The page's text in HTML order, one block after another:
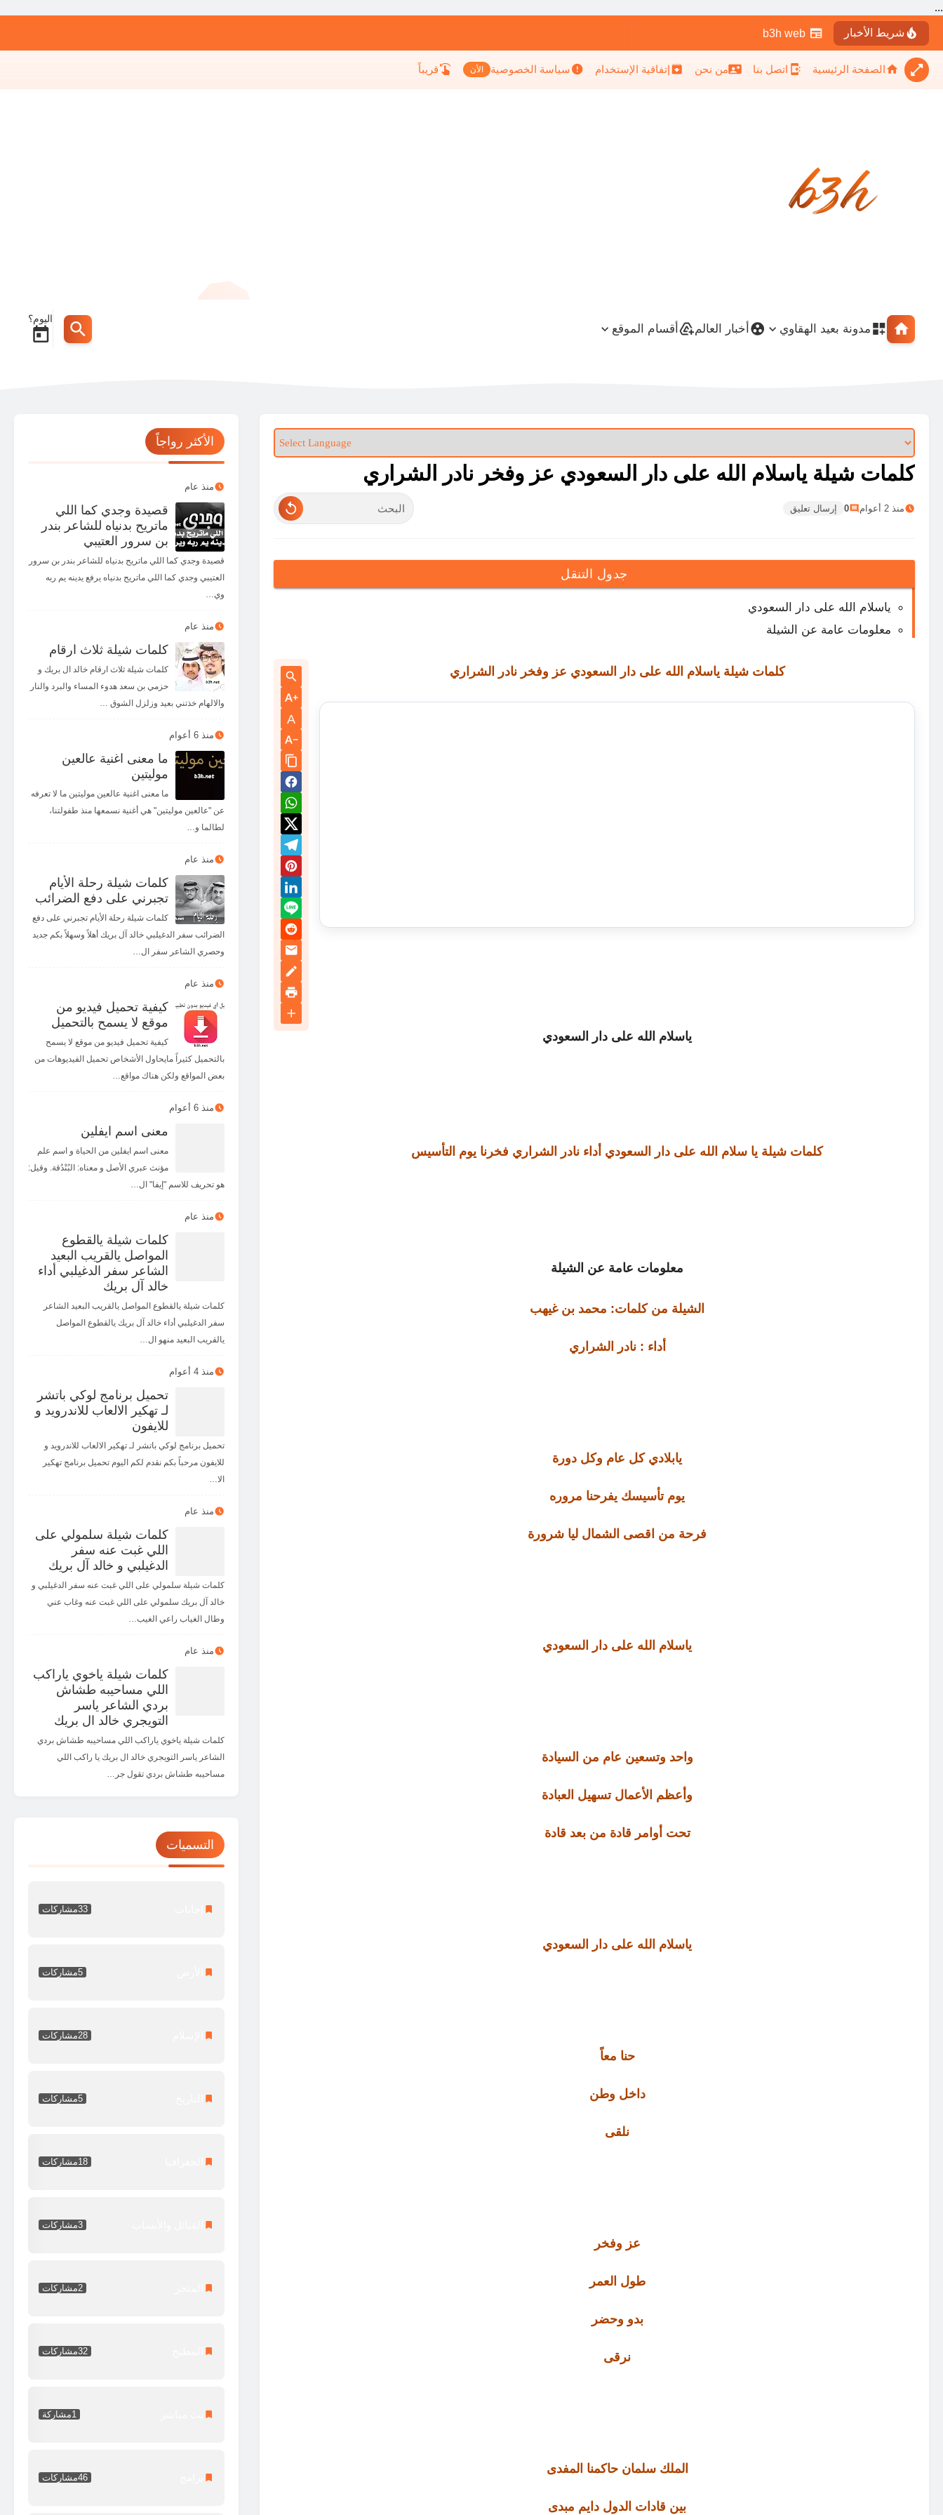
...
شريط الأخبار b3h web
الصفحة الرئيسية اتصل بنا من نحن إتفاقية الإستخدام سياسة الخصوصية الأن قريباً
مدونة بعيد الهقاوي أخبار العالم أقسام الموقع
اليوم؟
كلمات شيلة ياسلام الله على دار السعودي عز وفخر نادر الشراري
منذ 2 أعوام 0 إرسال تعليق
جدول التنقل
ياسلام الله على دار السعودي
معلومات عامة عن الشيلة
كلمات شيلة ياسلام الله على دار السعودي عز وفخر نادر الشراري
ياسلام الله على دار السعودي
كلمات شيلة يا سلام الله على دار السعودي أداء نادر الشراري فخرنا يوم التأسيس
معلومات عامة عن الشيلة
الشيلة من كلمات: محمد بن غيهب
أداء : نادر الشراري
يابلادي كل عام وكل دورة
يوم تأسيسك يفرحنا مروره
فرحة من اقصى الشمال ليا شرورة
ياسلام الله على دار السعودي
واحد وتسعين عام من السيادة
وأعظم الأعمال تسهيل العبادة
تحت أوامر قادة من بعد قادة
ياسلام الله على دار السعودي
حنا معاً
داخل وطن
نلقى
عز وفخر
طول العمر
بدو وحضر
نرقى
الملك سلمان حاكمنا المفدى
بين قادات الدول دايم مبدى
A
الأكثر رواجاً
منذ عام
قصيدة وجدي كما اللي
ماتريح بدنياه للشاعر بندر
بن سرور العتيبي
قصيدة وجدي كما اللي ماتريح بدنياه للشاعر بندر بن سرور
العتيبي وجدي كما اللي ماتريح بدنياه يرفع يدينه يم ربه
وي…
منذ عام
كلمات شيلة ثلاث ارقام
كلمات شيلة ثلاث ارقام خالد ال بريك و
حزمي بن سعد هدوء المساء والبرد والنار
والالهام خذتني بعيد وزلزل الشوق …
منذ 6 أعوام
ما معنى اغنية عالعين
موليتين
ما معنى اغنية عالعين موليتين ما لا تعرفه
عن "عالعين موليتين" هي أغنية نسمعها منذ طفولتنا،
لطالما و…
منذ عام
كلمات شيلة رحلة الأيام
تجبرني على دفع الضرائب
كلمات شيلة رحلة الأيام تجبرني على دفع
الضرائب سفر الدغيلبي خالد آل بريك أهلاً وسهلاً بكم جديد
وحصري الشاعر سفر ال…
منذ عام
كيفية تحميل فيديو من
موقع لا يسمح بالتحميل
كيفية تحميل فيديو من موقع لا يسمح
بالتحميل كثيراً مايحاول الأشخاص تحميل الفيديوهات من
بعض المواقع ولكن هناك مواقع…
منذ 6 أعوام
معنى اسم ايفلين
معنى اسم ايفلين من الحياة و اسم علم
مؤنث عبري الأصل و معناه: البُنْدُقة. وقيل:
هو تحريف للاسم "إيفا" ال…
منذ عام
كلمات شيلة يالقطوع
المواصل يالقريب البعيد
الشاعر سفر الدغيلبي أداء
خالد آل بريك
كلمات شيلة يالقطوع المواصل يالقريب البعيد الشاعر
سفر الدغيلبي أداء خالد آل بريك يالقطوع المواصل
يالقريب البعيد منهو ال…
منذ 4 أعوام
تحميل برنامج لوكي باتشر
لـ تهكير الالعاب للاندرويد و
للايفون
تحميل برنامج لوكي باتشر لـ تهكير الالعاب للاندرويد و
للايفون مرحباً بكم نقدم لكم اليوم تحميل برنامج تهكير
الا…
منذ عام
كلمات شيلة سلمولي على
اللي غبت عنه سفر
الدغيلبي و خالد آل بريك
كلمات شيلة سلمولي على اللي غبت عنه سفر الدغيلبي و
خالد آل بريك سلمولي على اللي غبت عنه وغاب عني
وطال الغياب راعي الغيب…
منذ عام
كلمات شيلة ياخوي ياراكب
اللي مساحيبه طشاش
بردي الشاعر ياسر
التويجري خالد ال بريك
كلمات شيلة ياخوي ياراكب اللي مساحيبه طشاش بردي
الشاعر ياسر التويجري خالد ال بريك يا راكب اللي
مساحيبه طشاش بردي تقول جر…
التسميات
33مشاركات
5مشاركات
28مشاركات
5مشاركات
18مشاركات
3مشاركات
2مشاركات
32مشاركات
1مشاركة
46مشاركات